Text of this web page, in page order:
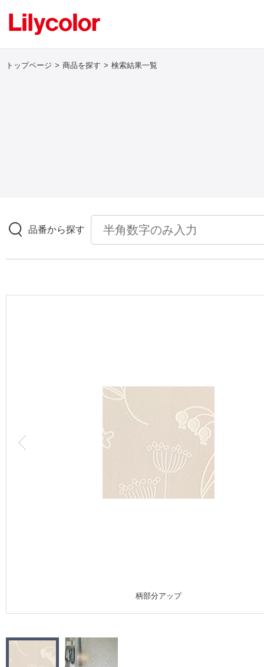
壁紙
カーテン
モデルハウス
新築戸建・マンション
トップページ 商品を探す 検索結果一覧
品番から探す
柄部分アップ